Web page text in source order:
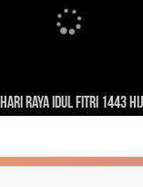
Raya Idul Fitri 1443